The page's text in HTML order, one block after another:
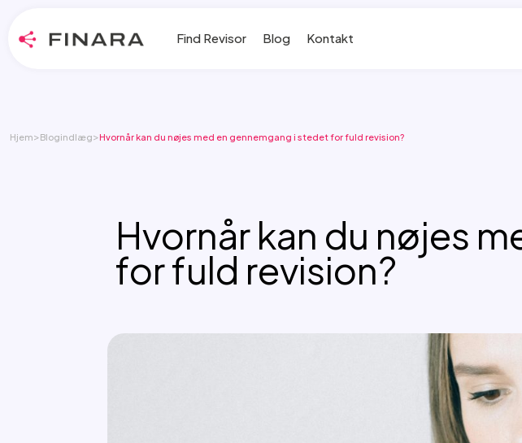
Find Revisor Blog Kontakt
Hjem>Blogindlæg>Hvornår kan du nøjes med en gennemgang i stedet for fuld revision?
Hvornår kan du nøjes
for fuld revision?